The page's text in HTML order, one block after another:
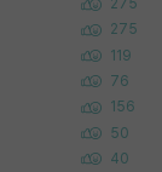
275
275
119
76
156
50
40